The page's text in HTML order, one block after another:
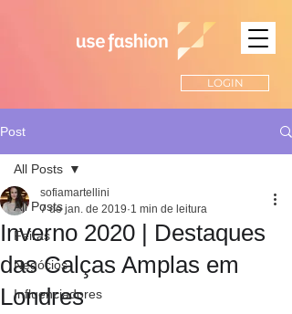
LOGIN
Post
All Posts
Feiras
Negócios
Influenciadores
All Posts
Inverno 2020 | Destaques
das Calças Amplas em
Londres
sofiamartellini
7 de jan. de 2019 1 min de leitura